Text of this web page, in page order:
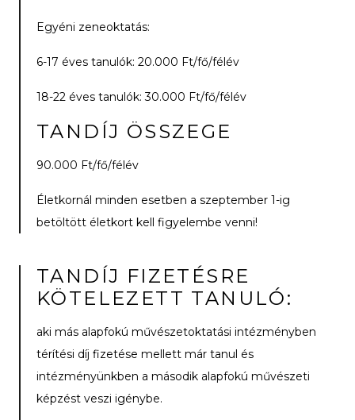
Egyéni zeneoktatás:
6-17 éves tanulók: 20.000 Ft/fő/félév
18-22 éves tanulók: 30.000 Ft/fő/félév
TANDÍJ ÖSSZEGE
90.000 Ft/fő/félév
Életkornál minden esetben a szeptember 1-ig
betöltött életkort kell figyelembe venni!
TANDÍJ FIZETÉSRE
KÖTELEZETT TANULÓ:
aki más alapfokú művészetoktatási intézményben
térítési díj fizetése mellett már tanul és
intézményünkben a második alapfokú művészeti
képzést veszi igénybe.